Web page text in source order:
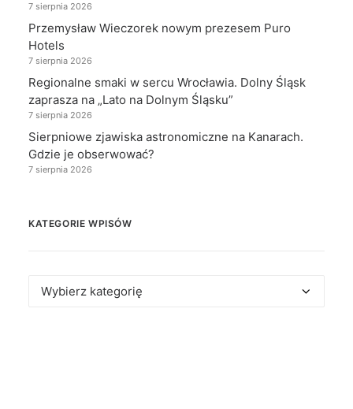
7 sierpnia 2026
Przemysław Wieczorek nowym prezesem Puro
Hotels
7 sierpnia 2026
Regionalne smaki w sercu Wrocławia. Dolny Śląsk
zaprasza na „Lato na Dolnym Śląsku”
7 sierpnia 2026
Sierpniowe zjawiska astronomiczne na Kanarach.
Gdzie je obserwować?
7 sierpnia 2026
KATEGORIE WPISÓW
Kategorie